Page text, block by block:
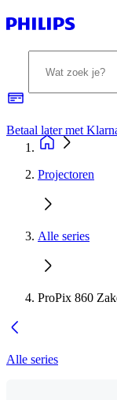
Betaal later met
Projectoren
Alle series
ProPix 860
Alle series